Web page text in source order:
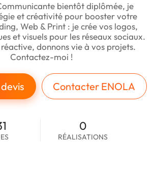
bientôt diplômée, je
et créativité pour booster votre
Web & Print : je crée vos logos,
et visuels pour les réseaux sociaux.
donnons vie à vos projets.
Contactez-moi !
Contacter ENOLA
0
RÉALISATIONS